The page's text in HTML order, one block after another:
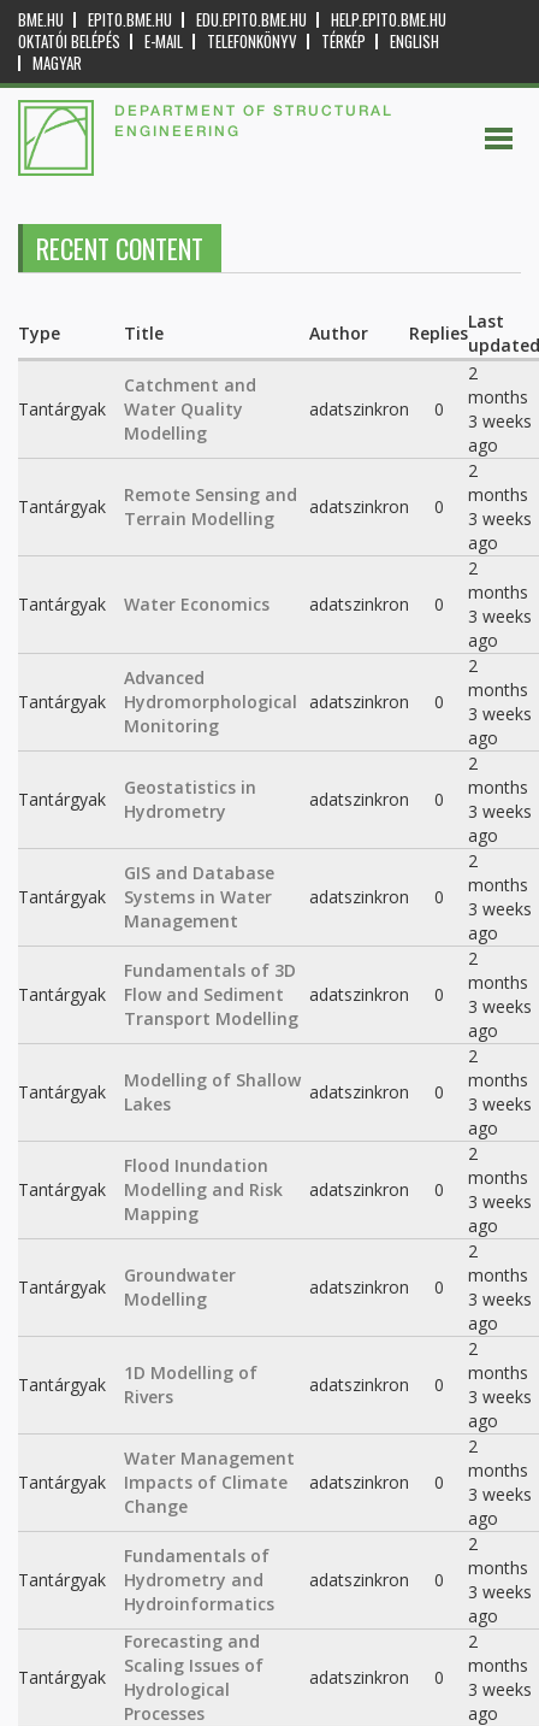
BME.HU EPITO.BME.HU EDU.EPITO.BME.HU
HELP.EPITO.BME.HU
OKTATÓI BELÉPÉS
E-MAIL TELEFONKÖNYV TÉRKÉP
ENGLISH
MAGYAR
DEPARTMENT OF STRUCTURAL
ENGINEERING
RECENT CONTENT
Type Title Author Replies
Last
updated
Tantárgyak
Catchment and
Water Quality
Modelling
adatszinkron 0
2
months
3 weeks
ago
Tantárgyak
Remote Sensing and
Terrain Modelling
adatszinkron 0
2
months
3 weeks
ago
Tantárgyak Water Economics adatszinkron 0
2
months
3 weeks
ago
Tantárgyak
Advanced
Hydromorphological
Monitoring
adatszinkron 0
2
months
3 weeks
ago
Tantárgyak
Geostatistics in
Hydrometry
adatszinkron 0
2
months
3 weeks
ago
Tantárgyak
GIS and Database
Systems in Water
Management
adatszinkron 0
2
months
3 weeks
ago
Tantárgyak
Fundamentals of 3D
Flow and Sediment
Transport Modelling
adatszinkron 0
2
months
3 weeks
ago
Tantárgyak
Modelling of Shallow
Lakes
adatszinkron 0
2
months
3 weeks
ago
Tantárgyak
Flood Inundation
Modelling and Risk
Mapping
adatszinkron 0
2
months
3 weeks
ago
Tantárgyak
Groundwater
Modelling
adatszinkron 0
2
months
3 weeks
ago
Tantárgyak
1D Modelling of
Rivers
adatszinkron 0
2
months
3 weeks
ago
Tantárgyak
Water Management
Impacts of Climate
Change
adatszinkron 0
2
months
3 weeks
ago
Tantárgyak
Fundamentals of
Hydrometry and
Hydroinformatics
adatszinkron 0
2
months
3 weeks
ago
Tantárgyak
Forecasting and
Scaling Issues of
Hydrological
Processes
adatszinkron 0
2
months
3 weeks
ago